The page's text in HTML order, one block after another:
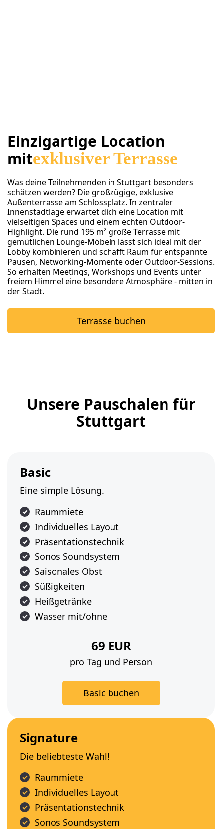
Einzigartige Location
mitexklusiver Terrasse
Was deine Teilnehmenden in Stuttgart besonders
schätzen werden? Die großzügige, exklusive
Außenterrasse am Schlossplatz. In zentraler
Innenstadtlage erwartet dich eine Location mit
vielseitigen Spaces und einem echten Outdoor-
Highlight. Die rund 195 m² große Terrasse mit
gemütlichen Lounge-Möbeln lässt sich ideal mit der
Lobby kombinieren und schafft Raum für entspannte
Pausen, Networking-Momente oder Outdoor-Sessions.
So erhalten Meetings, Workshops und Events unter
freiem Himmel eine besondere Atmosphäre - mitten in
der Stadt.
Terrasse buchen
Unsere Pauschalen für
Stuttgart
Basic
Eine simple Lösung.
Raummiete
Individuelles Layout
Präsentationstechnik
Sonos Soundsystem
Saisonales Obst
Süßigkeiten
Heißgetränke
Wasser mit/ohne
69 EUR
pro Tag und Person
Basic buchen
Signature
Die beliebteste Wahl!
Raummiete
Individuelles Layout
Präsentationstechnik
Sonos Soundsystem